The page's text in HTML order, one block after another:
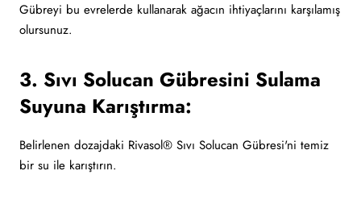
Gübreyi bu evrelerde kullanarak ağacın ihtiyaçlarını karşılamış
olursunuz.
3. Sıvı Solucan Gübresini Sulama
Suyuna Karıştırma:
Belirlenen dozajdaki Rivasol® Sıvı Solucan Gübresi'ni temiz
bir su ile karıştırın.